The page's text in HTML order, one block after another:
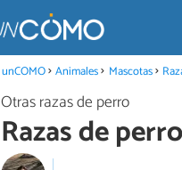
unCOMO Animales Mascotas
Otras razas de perro
Razas de